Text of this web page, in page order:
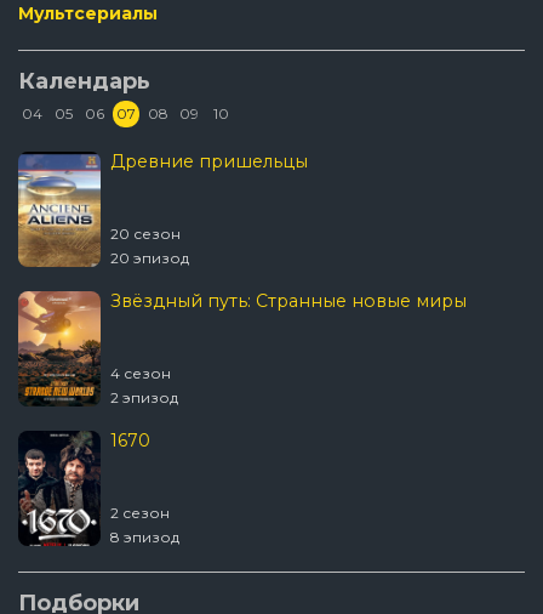
Мультсериалы
Календарь
04 05 06 07 08 09 10
Древние пришельцы
20 сезон
20 эпизод
Звёздный путь: Странные новые миры
4 сезон
2 эпизод
1670
2 сезон
8 эпизод
Подборки